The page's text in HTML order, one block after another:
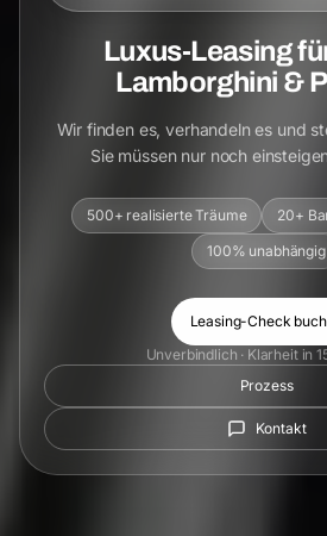
Luxus-Leasing
Lamborghini &
Wir finden es, verhandeln es und
Sie müssen nur noch
500+ realisierte Träume
20+
100% unabhängig
Leasing-Check
Unverbindlich · Klarheit in
Prozess
Kontakt